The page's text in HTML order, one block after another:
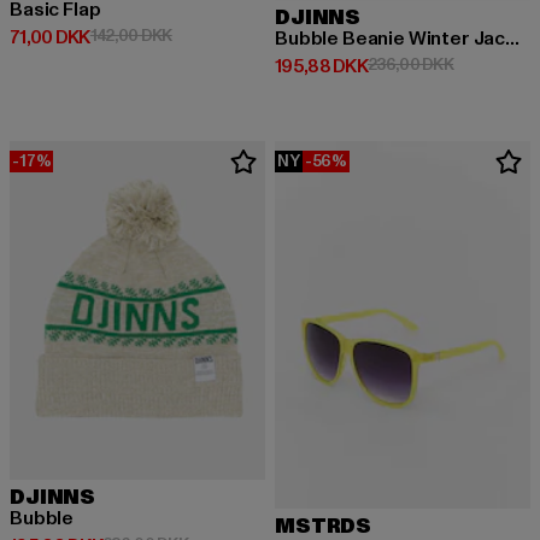
Basic Flap
71,00 DKK
Nuværende pris: 71,00 DKK
142,00 DKKKampagnepris: 142,00 DKK
DJINNS
Bubble Beanie Winter Jacquard
195,88 DKK
Nuværende pris: 195,88 DKK
236,00 DKK
-17%
DJINNS
Bubble
NY -56%
MSTRDS